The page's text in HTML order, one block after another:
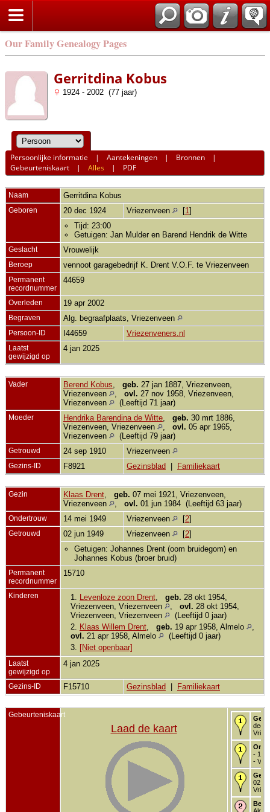
Our Family Genealogy Pages
Gerritdina Kobus
1924 - 2002 (77 jaar)
Persoonlijke informatie |Aantekeningen | Bronnen |
Gebeurteniskaart |Alles | PDF
Naam Gerritdina Kobus
Geboren 20 dec 1924 Vriezenveen [1 ]
Tijd: 23:00
Getuigen: Jan Mulder en Barend Hendrik de Witte
Geslacht Vrouwelijk
Beroep vennoot garagebedrijf K. Drent V.O.F. te Vriezenveen
Permanent
recordnummer
44659
Overleden 19 apr 2002
Begraven Alg. begraafplaats, Vriezenveen
Persoon-ID I44659 Vriezenveners.nl
Laatst
gewijzigd op
4 jan 2025
Vader Berend Kobus geb. 27 jan 1887, Vriezenveen,
Vriezenveen
ovl. 27 nov 1958, Vriezenveen,
Vriezenveen
(Leeftijd 71 jaar)
Moeder Hendrika Barendina de Witte geb. 30 mrt 1886,
Vriezenveen, Vriezenveen
ovl. 05 apr 1965,
Vriezenveen
(Leeftijd 79 jaar)
Getrouwd 24 sep 1910 Vriezenveen
Gezins-ID F8921 Gezinsblad Familiekaart
Gezin Klaas Drent geb. 07 mei 1921, Vriezenveen,
Vriezenveen
ovl. 01 jun 1984 (Leeftijd 63 jaar)
Ondertrouw 14 mei 1949 Vriezenveen [2]
Getrouwd 02 jun 1949 Vriezenveen [2]
Getuigen: Johannes Drent (oom bruidegom) en
Johannes Kobus (broer bruid)
Permanent
recordnummer
15710
Kinderen 1. Levenloze zoon Drent geb. 28 okt 1954,
Vriezenveen, Vriezenveen
ovl. 28 okt 1954,
Vriezenveen, Vriezenveen
(Leeftijd 0 jaar)
2.
Klaas Willem Drent geb. 19 apr 1958, Almelo
ovl. 21 apr 1958, Almelo
(Leeftijd 0 jaar)
3.
[Niet openbaar]
Laatst
gewijzigd op
4 jan 2025
Gezins-ID F15710 Gezinsblad Familiekaart
Gebeurteniskaart
Laad de kaart
dec
- 14
-
02